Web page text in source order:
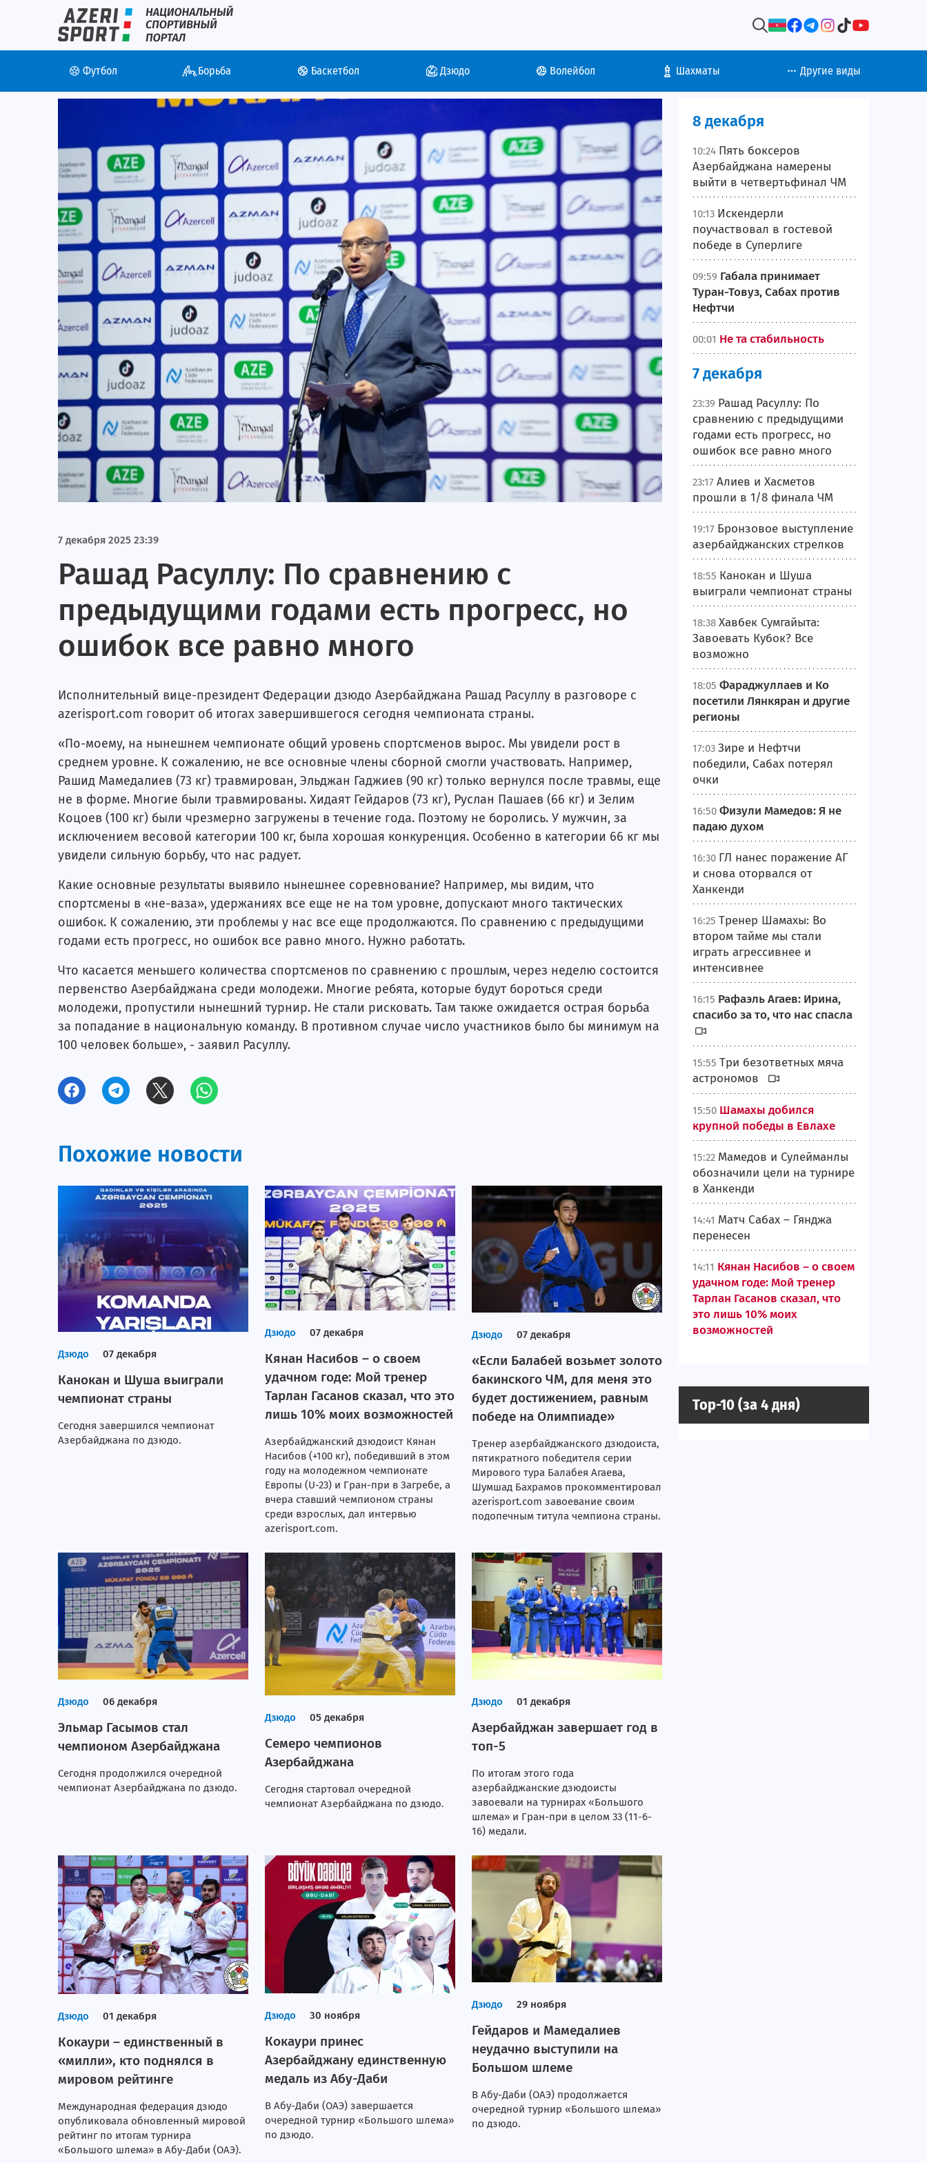
Неглиятчи
Livescore
Футбол Борьба Баскетбол Дзюдо Волейбол Шахматы Другие виды
7 декабря 2025 23:39
Рашад Расуллу: По сравнению с
предыдущими годами есть прогресс, но
ошибок все равно много
Исполнительный вице-президент Федерации дзюдо Азербайджана Рашад Расуллу в разговоре с
azerisport.com говорит об итогах завершившегося сегодня чемпионата страны.
«По-моему, на нынешнем чемпионате общий уровень спортсменов вырос. Мы увидели рост в
среднем уровне. К сожалению, не все основные члены сборной смогли участвовать. Например,
Рашид Мамедалиев (73 кг) травмирован, Эльджан Гаджиев (90 кг) только вернулся после травмы, еще
не в форме. Многие были травмированы. Хидаят Гейдаров (73 кг), Руслан Пашаев (66 кг) и Зелим
Коцоев (100 кг) были чрезмерно загружены в течение года. Поэтому не боролись. У мужчин, за
исключением весовой категории 100 кг, была хорошая конкуренция. Особенно в категории 66 кг мы
увидели сильную борьбу, что нас радует.
Какие основные результаты выявило нынешнее соревнование? Например, мы видим, что
спортсмены в «не-ваза», удержаниях все еще не на том уровне, допускают много тактических
ошибок. К сожалению, эти проблемы у нас все еще продолжаются. По сравнению с предыдущими
годами есть прогресс, но ошибок все равно много. Нужно работать.
Что касается меньшего количества спортсменов по сравнению с прошлым, через неделю состоится
первенство Азербайджана среди молодежи. Многие ребята, которые будут бороться среди
молодежи, пропустили нынешний турнир. Не стали рисковать. Там также ожидается острая борьба
за попадание в национальную команду. В противном случае число участников было бы минимум на
100 человек больше», - заявил Расуллу.
Похожие новости
Дзюдо 07 декабря
Канокан и Шуша выиграли
чемпионат страны
Сегодня завершился чемпионат
Азербайджана по дзюдо.
Дзюдо 07 декабря
Кянан Насибов – о своем
удачном годе: Мой тренер
Тарлан Гасанов сказал, что это
лишь 10% моих возможностей
Азербайджанский дзюдоист Кянан
Насибов (+100 кг), победивший в этом
году на молодежном чемпионате
Европы (U-23) и Гран-при в Загребе, а
вчера ставший чемпионом страны
среди взрослых, дал интервью
azerisport.com.
Дзюдо 07 декабря
«Если Балабей возьмет золото
бакинского ЧМ, для меня это
будет достижением, равным
победе на Олимпиаде»
Тренер азербайджанского дзюдоиста,
пятикратного победителя серии
Мирового тура Балабея Агаева,
Шумшад Бахрамов прокомментировал
azerisport.com завоевание своим
подопечным титула чемпиона страны.
Дзюдо 06 декабря
Эльмар Гасымов стал
чемпионом Азербайджана
Сегодня продолжился очередной
чемпионат Азербайджана по дзюдо.
Дзюдо 05 декабря
Семеро чемпионов
Азербайджана
Сегодня стартовал очередной
чемпионат Азербайджана по дзюдо.
Дзюдо 01 декабря
Азербайджан завершает год в
топ-5
По итогам этого года
азербайджанские дзюдоисты
завоевали на турнирах «Большого
шлема» и Гран-при в целом 33 (11-6-
16) медали.
Дзюдо 01 декабря
Кокаури – единственный в
«милли», кто поднялся в
мировом рейтинге
Международная федерация дзюдо
опубликовала обновленный мировой
рейтинг по итогам турнира
«Большого шлема» в Абу-Даби (ОАЭ).
Дзюдо 30 ноября
Кокаури принес
Азербайджану единственную
медаль из Абу-Даби
В Абу-Даби (ОАЭ) завершается
очередной турнир «Большого шлема»
по дзюдо.
Дзюдо 29 ноября
Гейдаров и Мамедалиев
неудачно выступили на
Большом шлеме
В Абу-Даби (ОАЭ) продолжается
очередной турнир «Большого шлема»
по дзюдо.
8 декабря
10:24 Пять боксеров
Азербайджана намерены
выйти в четвертьфинал ЧМ
10:13 Искендерли
поучаствовал в гостевой
победе в Суперлиге
09:59 Габала принимает
Туран-Товуз, Сабах против
Нефтчи
00:01 Не та стабильность
7 декабря
23:39 Рашад Расуллу: По
сравнению с предыдущими
годами есть прогресс, но
ошибок все равно много
23:17 Алиев и Хасметов
прошли в 1/8 финала ЧМ
19:17 Бронзовое выступление
азербайджанских стрелков
18:55 Канокан и Шуша
выиграли чемпионат страны
18:38 Хавбек Сумгайыта:
Завоевать Кубок? Все
возможно
18:05 Фараджуллаев и Ко
посетили Лянкяран и другие
регионы
17:03 Зире и Нефтчи
победили, Сабах потерял
очки
16:50 Физули Мамедов: Я не
падаю духом
16:30 ГЛ нанес поражение АГ
и снова оторвался от
Ханкенди
16:25 Тренер Шамахы: Во
втором тайме мы стали
играть агрессивнее и
интенсивнее
16:15 Рафаэль Агаев: Ирина,
спасибо за то, что нас спасла
15:55 Три безответных мяча
астрономов
15:50 Шамахы добился
крупной победы в Евлахе
15:22 Мамедов и Сулейманлы
обозначили цели на турнире
в Ханкенди
14:41 Матч Сабах – Гянджа
перенесен
14:11 Кянан Насибов – о своем
удачном годе: Мой тренер
Тарлан Гасанов сказал, что
это лишь 10% моих
возможностей
Top-10 (за 4 дня)